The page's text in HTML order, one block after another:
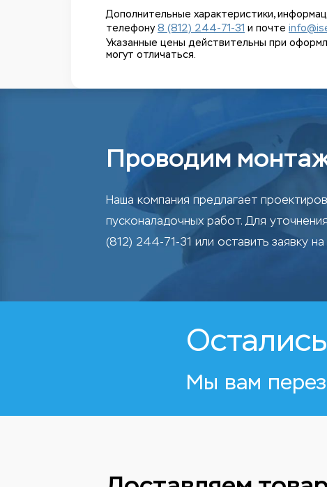
Дополнительные характеристики,
телефону8 (812) 244-71-31 и почте
Указанные цены действительны при
могут отличаться.
Проводим
Наша компания предлагает
пусконаладочных работ. Для
(812) 244-71-31 или оставить заявку
Мы вам